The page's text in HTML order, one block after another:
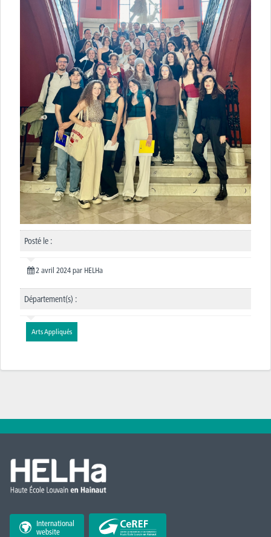
Posté le :
2 avril 2024 par HELHa
Département(s) :
Arts Appliqués
International
website